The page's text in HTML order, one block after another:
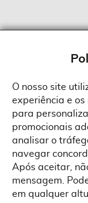
O nosso site
experiência e os
para
promocionais
analisar o
navegar
Após aceitar,
mensagem.
em qualquer
Sobre a Suprides
Quem Somos
Informações
Termos e
Condições
Serviço Pós-
Contactos
Morada
Política de Cookies
Ao aceitar a política
que a utilização de
apresentação de
alterar as suas